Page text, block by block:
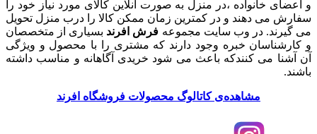
و اعضای خانواده ،در منزل به صورت آنلاین کالای مورد نیاز خود را
سفارش می دهند و در کمترین زمان ممکن کالا را درب منزل تحویل
می گیرند. در وب سایت مجموعه فرش افرند بسیاری از متخصصان
و کارشناسان خبره وجود دارند که مشتری را با محصول و ویژگی
آن آشنا می کنندکه باعث می شود خریدی آگاهانه و مناسب داشته
باشند.
مشاهده‌ی کاتالوگ محصولات فروشگاه افرند